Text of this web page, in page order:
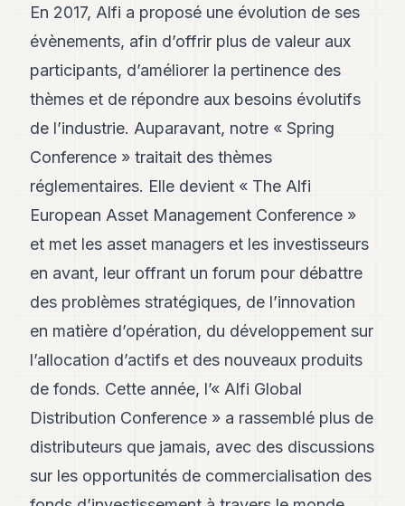
En 2017, Alfi a proposé une évolution de ses
évènements, afin d’offrir plus de valeur aux
participants, d’améliorer la pertinence des
thèmes et de répondre aux besoins évolutifs
de l’industrie. Auparavant, notre « Spring
Conference » traitait des thèmes
réglementaires. Elle devient « The Alfi
European Asset Management Conference »
et met les asset managers et les investisseurs
en avant, leur offrant un forum pour débattre
des problèmes stratégiques, de l’innovation
en matière d’opération, du développement sur
l’allocation d’actifs et des nouveaux produits
de fonds. Cette année, l’« Alfi Global
Distribution Conference » a rassemblé plus de
distributeurs que jamais, avec des discussions
sur les opportunités de commercialisation des